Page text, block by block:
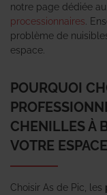
notre page dédiée au
processionnaires .
problème de
espace.
POURQUOI
CHENILLES À
VOTRE
Choisir As de Pic, les